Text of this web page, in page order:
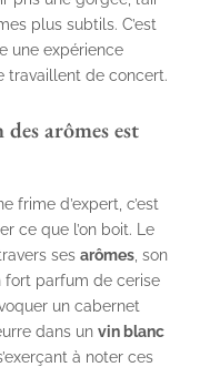
plus subtils. C’est
une expérience
travaillent de concert.
arômes est
frime d’expert, c’est
ce que l’on boit. Le
ses arômes , son
fort parfum de cerise
un cabernet
dans un vin blanc
à noter ces